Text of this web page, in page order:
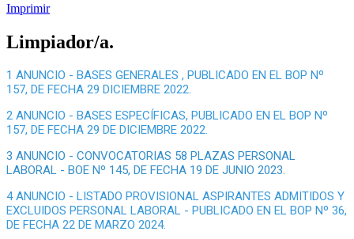
Imprimir
Limpiador/a.
1 ANUNCIO - BASES GENERALES , PUBLICADO EN EL BOP Nº
157, DE FECHA 29 DICIEMBRE 2022.
2 ANUNCIO - BASES ESPECÍFICAS, PUBLICADO EN EL BOP Nº
157, DE FECHA 29 DE DICIEMBRE 2022.
3 ANUNCIO - CONVOCATORIAS 58 PLAZAS PERSONAL
LABORAL - BOE Nº 145, DE FECHA 19 DE JUNIO 2023.
4 ANUNCIO - LISTADO PROVISIONAL ASPIRANTES ADMITIDOS Y
EXCLUIDOS PERSONAL LABORAL - PUBLICADO EN EL BOP Nº 36,
DE FECHA 22 DE MARZO 2024.